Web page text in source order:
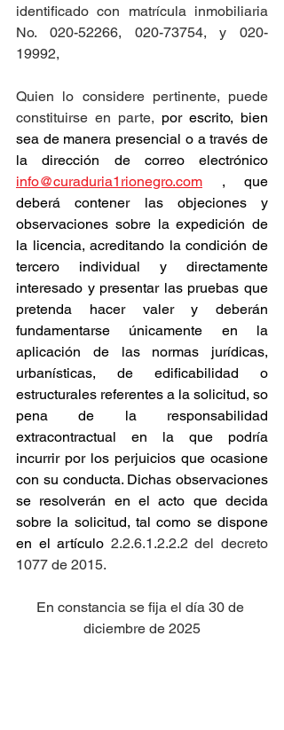
identificado con matrícula inmobiliaria
No. 020-52266, 020-73754, y 020-
19992,
Quien lo considere pertinente, puede
constituirse en parte, por escrito, bien
sea de manera presencial o a través de
info@curaduria1rionegro.com , que
deberá contener las objeciones y
observaciones sobre la expedición de
la licencia, acreditando la condición de
tercero individual y directamente
interesado y presentar las pruebas que
pretenda hacer valer y deberán
fundamentarse únicamente en la
aplicación de las normas jurídicas,
urbanísticas, de edificabilidad o
estructurales referentes a la solicitud, so
pena de la responsabilidad
extracontractual en la que podría
incurrir por los perjuicios que ocasione
con su conducta. Dichas observaciones
se resolverán en el acto que decida
sobre la solicitud, tal como se dispone
en el artículo 2.2.6.1.2.2.2 del decreto
1077 de 2015.
En constancia se fija el día 30 de
diciembre de 2025